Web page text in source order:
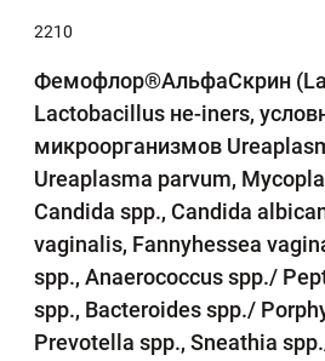
2210
Фемофлор®АльфаСкрин
Lactobacillus не-iners,
микроорганизмов
Ureaplasma parvum,
Candida spp., Candida
vaginalis, Fannyhessea
spp., Anaerococcus spp./
spp., Bacteroides spp./
Prevotella spp., Sneathia